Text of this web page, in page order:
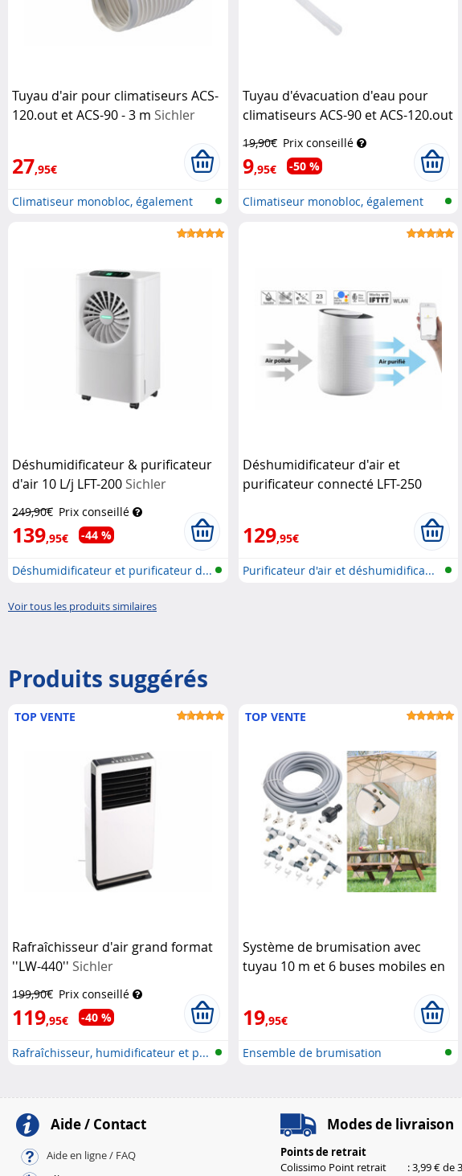
Tuyau d'air pour climatiseurs ACS-
120.out et ACS-90 - 3 m Sichler
27,95€
Climatiseur monobloc, également
Tuyau d'évacuation d'eau pour
climatiseurs ACS-90 et ACS-120.out
19,90€ Prix conseillé
9,95€ -50 %
Climatiseur monobloc, également
Déshumidificateur & purificateur
d'air 10 L/j LFT-200 Sichler
Haushaltsgeräte
249,90€ Prix conseillé
139,95€ -44 %
Déshumidificateur et purificateur d...
Déshumidificateur d'air et
purificateur connecté LFT-250
129,95€
Purificateur d'air et déshumidifica...
Voir tous les produits similaires
Produits suggérés
TOP VENTE
Rafraîchisseur d'air grand format
''LW-440'' Sichler
199,90€ Prix conseillé
119,95€ -40 %
Rafraîchisseur, humidificateur et p...
TOP VENTE
Système de brumisation avec
tuyau 10 m et 6 buses mobiles en
19,95€
Ensemble de brumisation
Aide / Contact
Aide en ligne / FAQ
Modes de livraison
Points de retrait
Colissimo Point retrait
: 3,99 € de